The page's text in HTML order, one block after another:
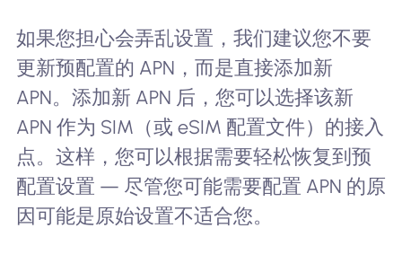
如果您担心会弄乱设置，我们建议您不要
更新预配置的 APN，而是直接添加新
APN。添加新 APN 后，您可以选择该新
APN 作为 SIM（或 eSIM 配置文件）的接入
点。这样，您可以根据需要轻松恢复到预
配置设置 — 尽管您可能需要配置 APN 的原
因可能是原始设置不适合您。